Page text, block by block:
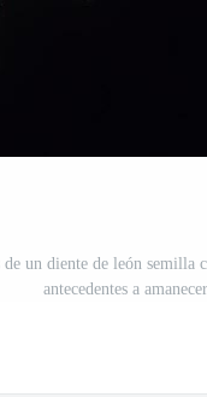
un diente de león semilla
antecedentes a